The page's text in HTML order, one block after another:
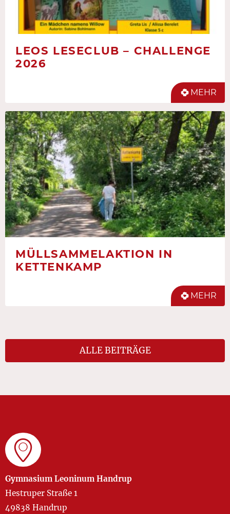
LEOS LESECLUB – CHALLENGE
2026
MEHR
MÜLLSAMMELAKTION IN
KETTENKAMP
MEHR
ALLE BEITRÄGE
Gymnasium Leoninum Handrup
Hestruper Straße 1
49838 Handrup